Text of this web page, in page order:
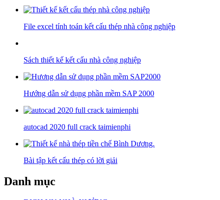
File excel tính toán kết cấu thép nhà công nghiệp
Sách thiết kế kết cấu nhà công nghiệp
Hướng dẫn sử dụng phần mềm SAP 2000
autocad 2020 full crack taimienphi
Bài tập kết cấu thép có lời giải
Danh mục